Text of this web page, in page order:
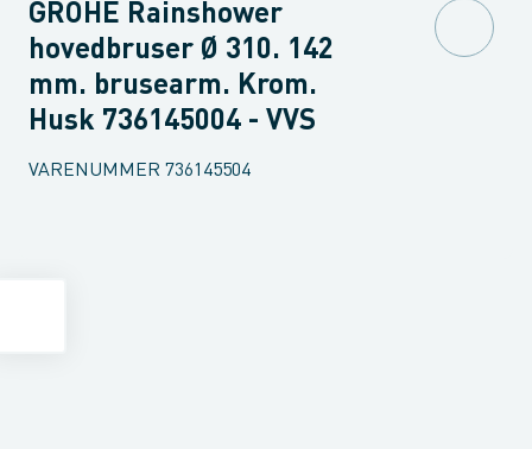
GROHE Rainshower
hovedbruser Ø 310. 142
mm. brusearm. Krom.
Husk 736145004 - VVS
VARENUMMER 736145504